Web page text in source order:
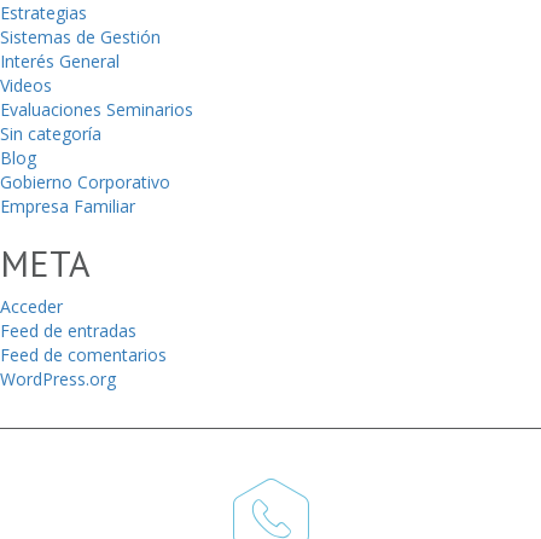
Estrategias
Sistemas de Gestión
Interés General
Videos
Evaluaciones Seminarios
Sin categoría
Blog
Gobierno Corporativo
Empresa Familiar
META
Acceder
Feed de entradas
Feed de comentarios
WordPress.org